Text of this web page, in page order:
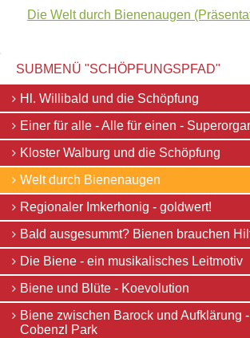
für
alle
-
Alle
für
einen
-
Superorganismus
Biene
Kloster
Walburg
die
Schöpfung
Welt
durch
Bienenaugen
Regionaler
Imkerhonig
Links
Bestäubungsfunktion
Gefährdung
und
Hilfe
Literatur
Links
Bienenfreundlich
Gärtnern
Allgemein
Links
Biologische
Vielfalt
Die Welt durch Bienenaugen
SUBMENÜ "SCHÖPFUNGSPFAD"
Navigation
überspringen
Hl. Willibald und die Schöpfung
Einer für alle - Alle für einen -
Kloster Walburg und die Schöpfung
Welt durch Bienenaugen
Regionaler Imkerhonig - goldwert!
Bald ausgesummt? Bienen brauchen
Die Biene - ein musikalisches Leitmotiv
Biene und Blüte - Koevolution
Biene zwischen Barock und Aufklärung
Cobenzl Park